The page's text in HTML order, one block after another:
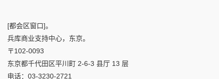
[都会区窗口]。
兵库商业支持中心，东京。
〒102-0093
东京都千代田区平川町 2-6-3 县厅 13 层
电话：03-3230-2721